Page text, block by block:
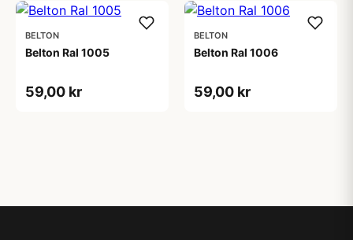
BELTON
Belton Ral 1005
59,00 kr
BELTON
Belton Ral 1006
59,00 kr